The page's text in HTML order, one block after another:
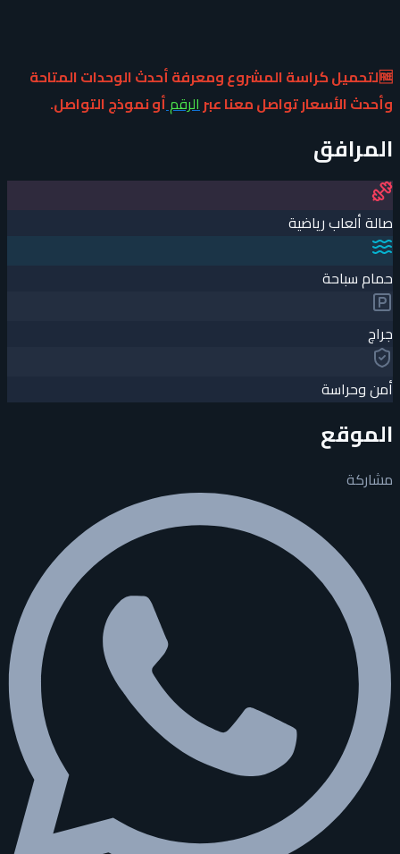
🆓لتحميل كراسة المشروع ومعرفة أحدث الوحدات المتاحة
وأحدث الأسعار تواصل معنا عبرالرقمأو نموذج التواصل.
المرافق
صالة ألعاب رياضية
حمام سباحة
جراچ
أمن وحراسة
الموقع
مشاركة